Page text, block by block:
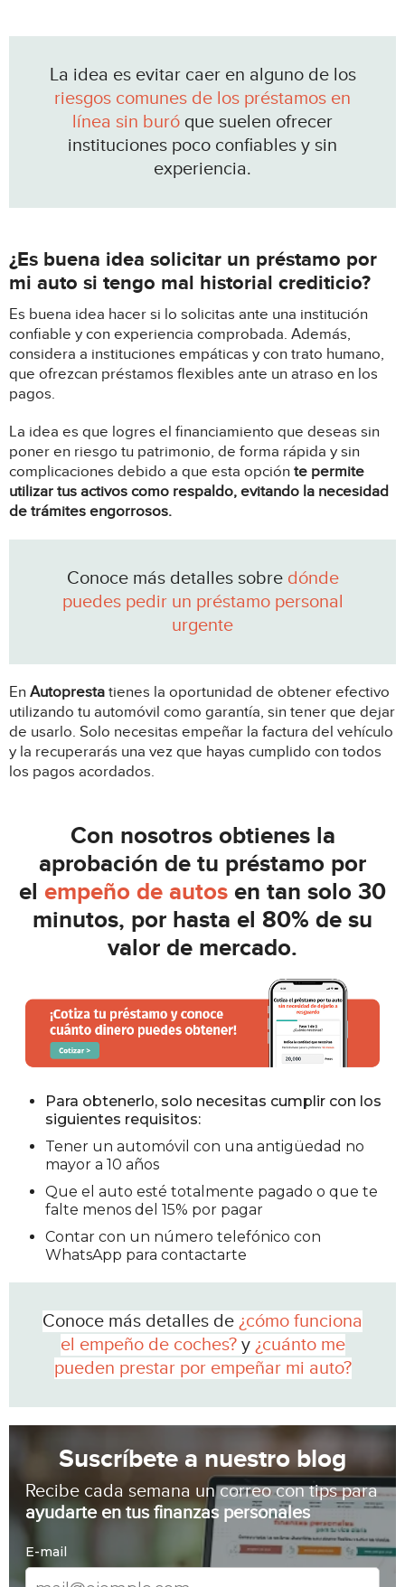
La idea es evitar caer en alguno de los
riesgos comunes de los préstamos en
línea sin buró que suelen ofrecer
instituciones poco confiables y sin
experiencia.
¿Es buena idea solicitar un préstamo por
mi auto si tengo mal historial crediticio?
Es buena idea hacer si lo solicitas ante una institución
confiable y con experiencia comprobada. Además,
considera a instituciones empáticas y con trato humano,
que ofrezcan préstamos flexibles ante un atraso en los
pagos.
La idea es que logres el financiamiento que deseas sin
poner en riesgo tu patrimonio, de forma rápida y sin
complicaciones debido a que esta opción te permite
utilizar tus activos como respaldo, evitando la necesidad
de trámites engorrosos.
Conoce más detalles sobre dónde
puedes pedir un préstamo personal
urgente
En Autopresta tienes la oportunidad de obtener efectivo
utilizando tu automóvil como garantía, sin tener que dejar
de usarlo. Solo necesitas empeñar la factura del vehículo
y la recuperarás una vez que hayas cumplido con todos
los pagos acordados.
Con nosotros obtienes la
aprobación de tu préstamo por
el empeño de autos en tan solo 30
minutos, por hasta el 80% de su
valor de mercado.
Para obtenerlo, solo necesitas cumplir con los
siguientes requisitos:
Tener un automóvil con una antigüedad no
mayor a 10 años
Que el auto esté totalmente pagado o que te
falte menos del 15% por pagar
Contar con un número telefónico con
WhatsApp para contactarte
Conoce más detalles de ¿cómo funciona
el empeño de coches?y ¿cuánto me
pueden prestar por empeñar mi auto?
Suscríbete a nuestro blog
Recibe cada semana un correo con tips para
ayudarte en tus finanzas personales
E-mail